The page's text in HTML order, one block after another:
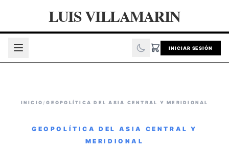
LUIS VILLAMARIN
INICIAR SESIÓN
INICIO /GEOPOLÍTICA DEL ASIA CENTRAL Y MERIDIONAL
GEOPOLÍTICA DEL ASIA CENTRAL Y
MERIDIONAL